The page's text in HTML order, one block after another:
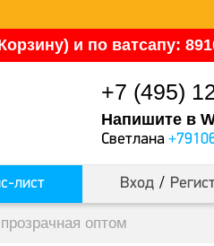
и по ватсапу:
+7 (495)
Напишите в
Светлана
лист Вход /
оптом